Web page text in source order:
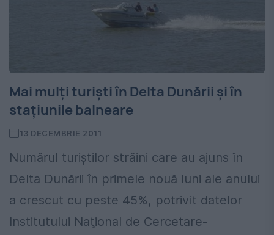
Mai mulţi turişti în Delta Dunării şi în
staţiunile balneare
13 DECEMBRIE 2011
Numărul turiştilor străini care au ajuns în
Delta Dunării în primele nouă luni ale anului
a crescut cu peste 45%, potrivit datelor
Institutului Naţional de Cercetare-